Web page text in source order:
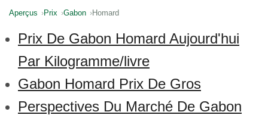
Aperçus Prix Gabon Homard
Prix De Gabon Homard Aujourd'hui
Par Kilogramme/livre
Gabon Homard Prix De Gros
Perspectives Du Marché De Gabon